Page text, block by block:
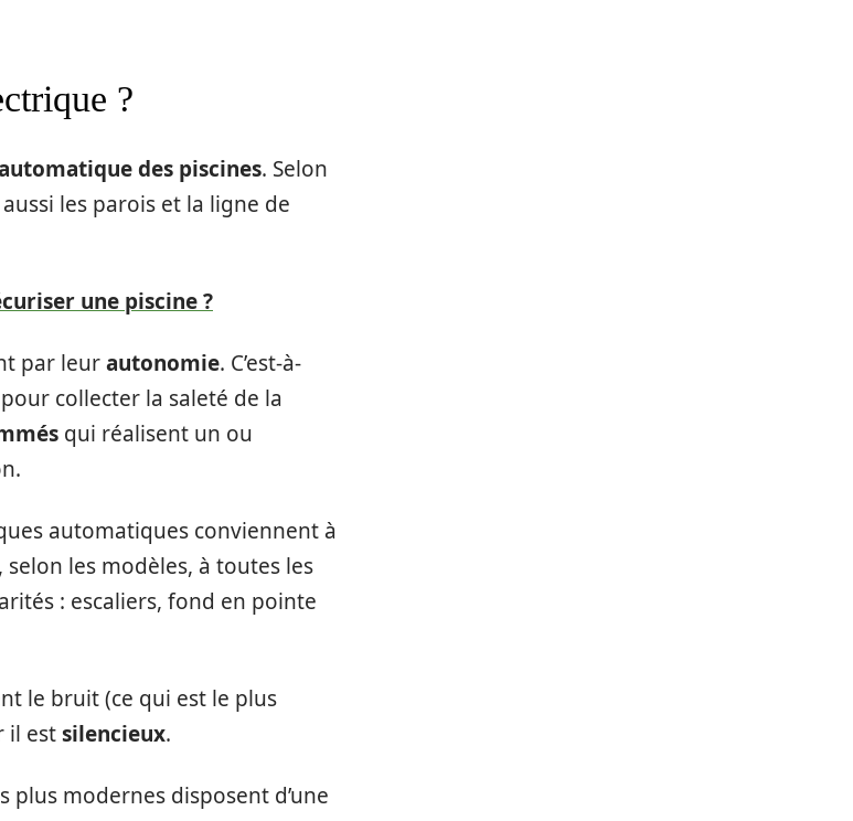
?
des piscines. Selon
les parois et la ligne de
une piscine ?
par leurautonomie. C’est-à-
collecter la saleté de la
qui réalisent un ou
automatiques conviennent à
les modèles, à toutes les
: escaliers, fond en pointe
le bruit (ce qui est le plus
il estsilencieux.
modernes disposent d’une